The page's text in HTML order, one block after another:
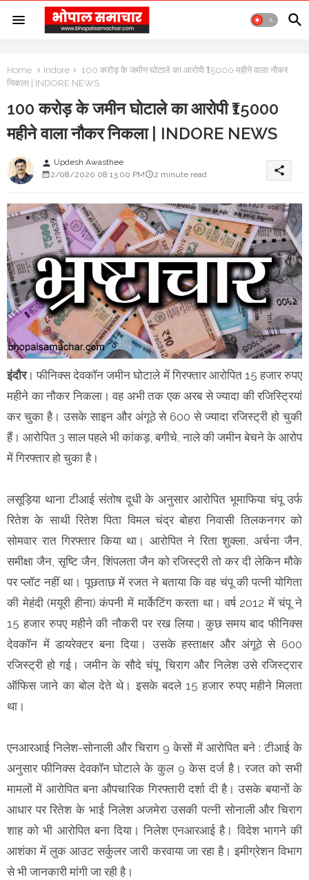
Home Indore
100 करोड़ के जमीन घोटाले का आरोपी ₹15000 महीने वाला नौकर
निकला | INDORE NEWS
100 करोड़ के जमीन घोटाले का आरोपी ₹15000
महीने वाला नौकर निकला | INDORE NEWS
person Updesh Awasthee
2/08/2020 08:13:00 PM
2 minute read share
इंदौर। फीनिक्स देवकॉन जमीन घोटाले में गिरफ्तार आरोपित 15 हजार रुपए
महीने का नौकर निकला। वह अभी तक एक अरब से ज्यादा की रजिस्ट्रियां
कर चुका है। उसके साइन और अंगूठे से 600 से ज्यादा रजिस्ट्री हो चुकी
हैं। आरोपित 3 साल पहले भी कांकड़, बगीचे, नाले की जमीन बेचने के आरोप
में गिरफ्तार हो चुका है।
लसूड़िया थाना टीआई संतोष दूधी के अनुसार आरोपित भूमाफिया चंपू उर्फ
रितेश के साथी रितेश पिता विमल चंद्र बोहरा निवासी तिलकनगर को
सोमवार रात गिरफ्तार किया था। आरोपित ने रिता शुक्ला, अर्चना जैन,
समीक्षा जैन, सृष्टि जैन, शिंपलता जैन को रजिस्ट्री तो कर दी लेकिन मौके
पर प्लॉट नहीं था। पूछताछ में रजत ने बताया कि वह चंपू की पत्नी योगिता
की मेहंदी (मयूरी हीना) कंपनी में मार्केटिंग करता था। वर्ष 2012 में चंपू ने
15 हजार रुपए महीने की नौकरी पर रख लिया। कुछ समय बाद फीनिक्स
देवकॉन में डायरेक्टर बना दिया। उसके हस्ताक्षर और अंगूठे से 600
रजिस्ट्री हो गई। जमीन के सौदे चंपू, चिराग और निलेश उसे रजिस्ट्रार
ऑफिस जाने का बोल देते थे। इसके बदले 15 हजार रुपए महीने मिलता
था।
एनआरआई निलेश-सोनाली और चिराग 9 केसों में आरोपित बने : टीआई के
अनुसार फीनिक्स देवकॉन घोटाले के कुल 9 केस दर्ज है। रजत को सभी
मामलों में आरोपित बना औपचारिक गिरफ्तारी दर्शा दी है। उसके बयानों के
आधार पर रितेश के भाई निलेश अजमेरा उसकी पत्नी सोनाली और चिराग
शाह को भी आरोपित बना दिया। निलेश एनआरआई है। विदेश भागने की
आशंका में लुक आउट सर्कुलर जारी करवाया जा रहा है। इमीग्रेशन विभाग
से भी जानकारी मांगी जा रही है।